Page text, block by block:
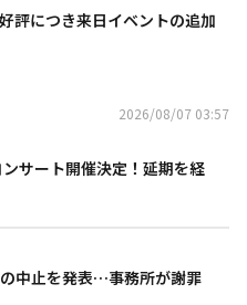
評につき来日イベントの追加
2026/08/07 03:57
サート開催決定！延期を経
中止を発表…事務所が謝罪